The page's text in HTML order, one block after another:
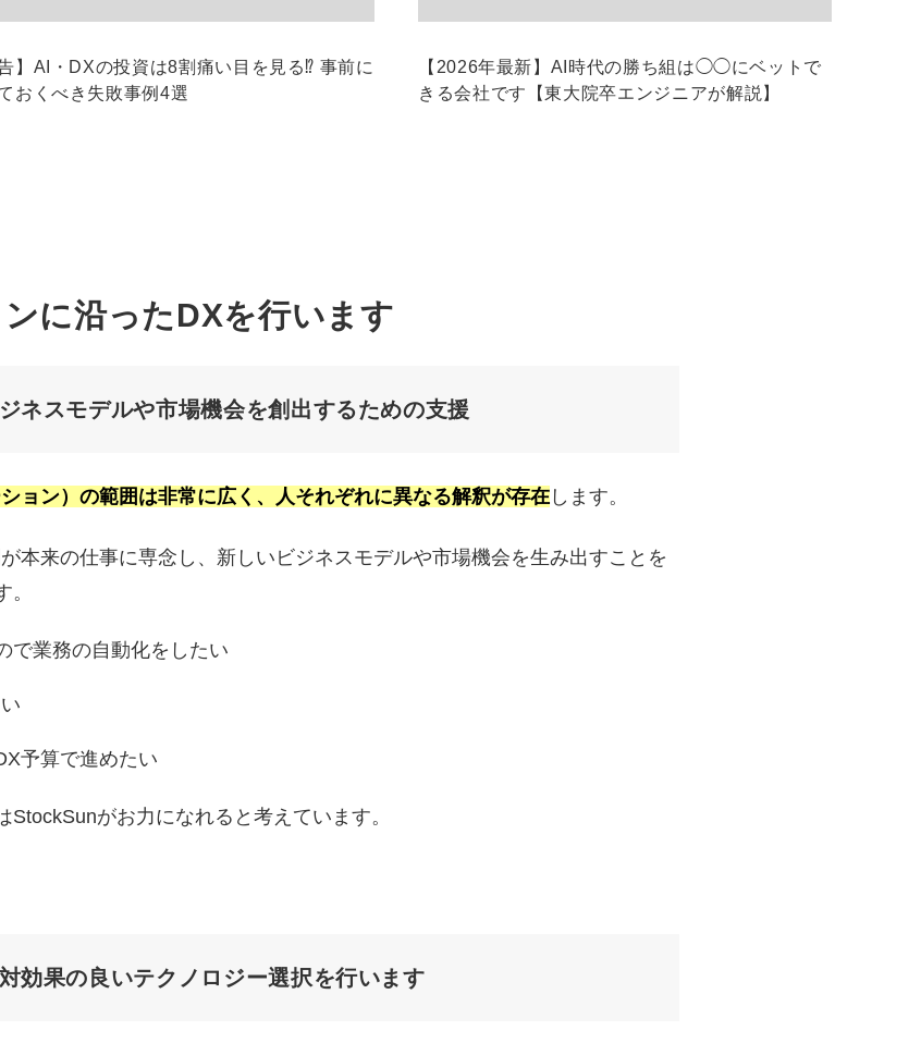
告】AI・DXの投資は8割痛い目を見る⁉︎ 事前に
おくべき失敗事例4選
【2026年最新】AI時代の勝ち組は◯◯にベットで
きる会社です【東大院卒エンジニアが解説】
に沿ったDXを行います
ネスモデルや市場機会を創出するための支援
ョン）の範囲は非常に広く、人それぞれに異なる解釈が存在 します。
本来の仕事に専念し、新しいビジネスモデルや市場機会を生み出すことを
で業務の自動化をしたい
予算で進めたい
がお力になれると考えています。
効果の良いテクノロジー選択を行います